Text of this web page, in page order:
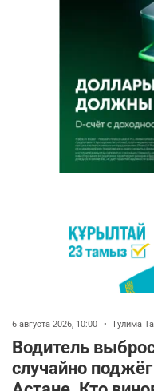
6 августа 2026, 10:00 • Гулима
Водитель
случайно